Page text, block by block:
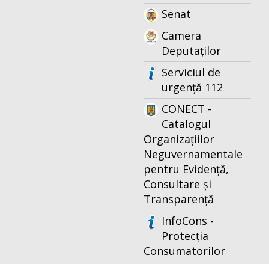
Senat
Camera
Deputaților
Serviciul de
urgență 112
CONECT -
Catalogul
Organizațiilor
Neguvernamentale
pentru Evidență,
Consultare și
Transparență
InfoCons -
Protecția
Consumatorilor